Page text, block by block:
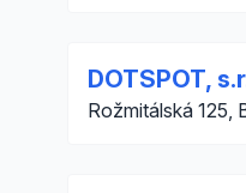
DOTSPOT,
Rožmitálská 125,